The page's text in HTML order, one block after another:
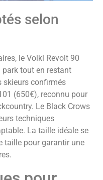
selon
le Volkl Revolt 90
tout en restant
skieurs confirmés
(650€), reconnu pour
Le Black Crows
techniques
La taille idéale se
taille pour garantir une